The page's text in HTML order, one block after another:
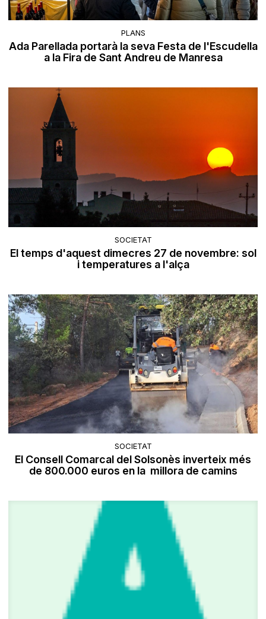
PLANS
Ada Parellada portarà la seva Festa de l'Escudella
a la Fira de Sant Andreu de Manresa
SOCIETAT
El temps d'aquest dimecres 27 de novembre: sol
i temperatures a l'alça
SOCIETAT
El Consell Comarcal del Solsonès inverteix més
de 800.000 euros en la millora de camins